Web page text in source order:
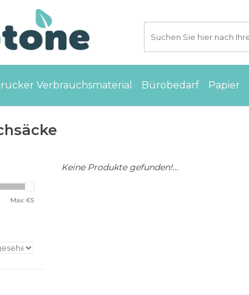
Verbrauchsmaterial Bürobedarf Papier
Max: €5
Keine Produkte gefunden!...